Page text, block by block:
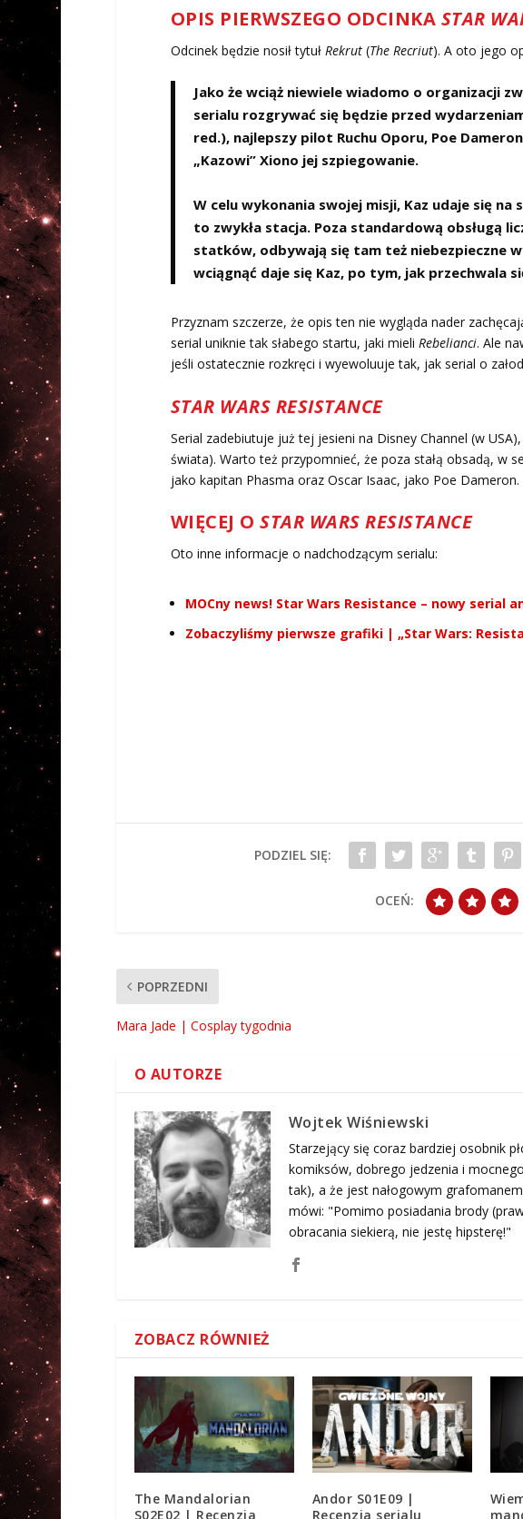
OPIS PIERWSZEGO ODCINKA STAR
Odcinek będzie nosił tytułRekrut(The Recriut). A oto jego
Jako że wciąż niewiele wiadomo o organizacji
serialu rozgrywać się będzie przed
red.), najlepszy pilot Ruchu Oporu, Poe
„Kazowi” Xiono jej szpiegowanie.
W celu wykonania swojej misji, Kaz udaje się na
to zwykła stacja. Poza standardową obsługą
statków, odbywają się tam też niebezpieczne
wciągnąć daje się Kaz, po tym, jak przechwala
Przyznam szczerze, że opis ten nie wygląda nader
serial uniknie tak słabego startu, jaki mieli Rebelianci. Ale
jeśli ostatecznie rozkręci i wyewoluuje tak, jak serial o
STAR WARS RESISTANCE
Serial zadebiutuje już tej jesieni na Disney Channel (w
świata). Warto też przypomnieć, że poza stałą obsadą, w
jako kapitan Phasma oraz Oscar Isaac, jako Poe Dameron.
WIĘCEJ OSTAR WARS RESISTANCE
Oto inne informacje o nadchodzącym serialu:
MOCny news! Star Wars Resistance – nowy serial
Zobaczyliśmy pierwsze grafiki | „Star Wars:
PODZIEL SIĘ:
OCEŃ:
POPRZEDNI
Mara Jade | Cosplay tygodnia
O AUTORZE
Wojtek Wiśniewski
Starzejący się coraz bardziej osobnik
komiksów, dobrego jedzenia i
tak), a że jest nałogowym
mówi: "Pomimo posiadania brody
obracania siekierą, nie jestę hipsterę!"
ZOBACZ RÓWNIEŻ
The Mandalorian
S02E02 | Recenzja
Andor S01E09 |
Recenzja serialu